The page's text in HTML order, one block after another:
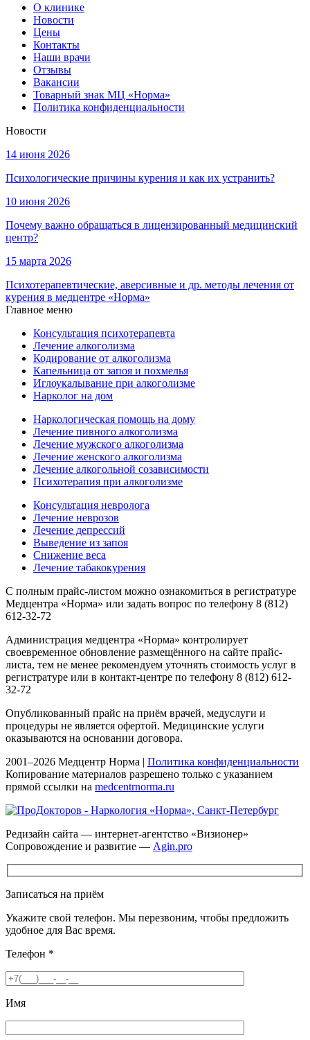
О клинике
Новости
Цены
Контакты
Наши врачи
Отзывы
Вакансии
Товарный знак МЦ «Норма»
Политика конфиденциальности
Новости
14 июня 2026
Психологические причины курения и как их устранить?
10 июня 2026
Почему важно обращаться в лицензированный медицинский
центр?
15 марта 2026
Психотерапевтические, аверсивные и др. методы лечения от
курения в медцентре «Норма»
Главное меню
Консультация психотерапевта
Лечение алкоголизма
Кодирование от алкоголизма
Капельница от запоя и похмелья
Иглоукалывание при алкоголизме
Нарколог на дом
Наркологическая помощь на дому
Лечение пивного алкоголизма
Лечение мужского алкоголизма
Лечение женского алкоголизма
Лечение алкогольной созависимости
Психотерапия при алкоголизме
Консультация невролога
Лечение неврозов
Лечение депрессий
Выведение из запоя
Снижение веса
Лечение табакокурения
С полным прайс-листом можно ознакомиться в регистратуре
Медцентра «Норма» или задать вопрос по телефону 8 (812)
612-32-72
Администрация медцентра «Норма» контролирует
своевременное обновление размещённого на сайте прайс-
листа, тем не менее рекомендуем уточнять стоимость услуг в
регистратуре или в контакт-центре по телефону 8 (812) 612-
32-72
Опубликованный прайс на приём врачей, медуслуги и
процедуры не является офертой. Медицинские услуги
оказываются на основании договора.
2001–2026 Медцентр Норма | Политика конфиденциальности
Копирование материалов разрешено только с указанием
прямой ссылки на medcentrnorma.ru
Редизайн сайта — интернет-агентство «Визионер»
Сопровождение и развитие — Agin.pro
Записаться на приём
Укажите свой телефон. Мы перезвоним, чтобы предложить
удобное для Вас время.
Телефон *
Имя